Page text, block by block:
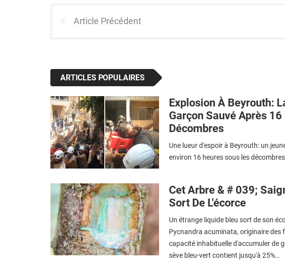
Article Précédent
ARTICLES POPULAIRES
Explosion À Beyrouth:
Garçon Sauvé Après
Décombres
Une lueur d'espoir à Beyrouth: un
environ 16 heures sous les
Cet Arbre & # 039;
Sort De L'écorce
Un étrange liquide bleu sort de son
Pycnandra acuminata, originaire des
capacité inhabituelle d'accumuler de
sève bleu-vert contient jusqu'à 25%…